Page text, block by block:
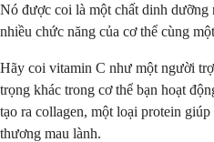
Nó được coi là một chất dinh dưỡng
nhiều chức năng của cơ thể cùng
Hãy coi vitamin C như một người
trọng khác trong cơ thể bạn hoạt
tạo ra collagen, một loại protein
thương mau lành.